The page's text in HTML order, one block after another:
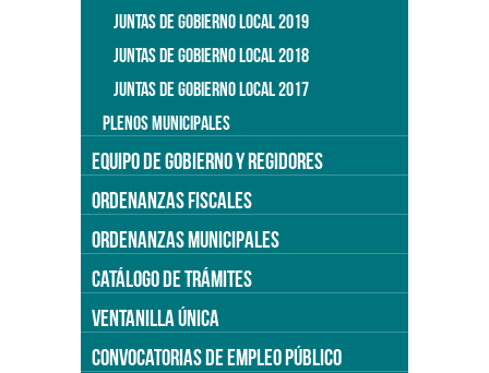
JUNTAS DE GOBIERNO LOCAL 2019
JUNTAS DE GOBIERNO LOCAL 2018
JUNTAS DE GOBIERNO LOCAL 2017
PLENOS MUNICIPALES
EQUIPO DE GOBIERNO Y REGIDORES
ORDENANZAS FISCALES
ORDENANZAS MUNICIPALES
CATÁLOGO DE TRÁMITES
VENTANILLA ÚNICA
CONVOCATORIAS DE EMPLEO PÚBLICO